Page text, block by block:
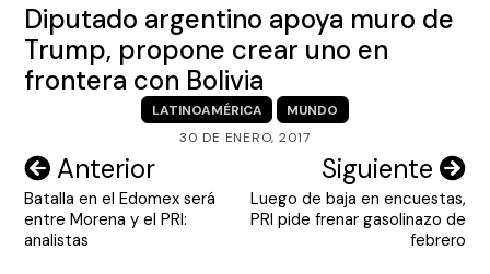
Diputado argentino apoya muro de
Trump, propone crear uno en
frontera con Bolivia
LATINOAMÉRICA
MUNDO
30 DE ENERO, 2017
Navegación
de
entradas
Anterior
Batalla en el Edomex será
entre Morena y el PRI:
analistas
Siguiente
Luego de baja en encuestas,
PRI pide frenar gasolinazo de
febrero